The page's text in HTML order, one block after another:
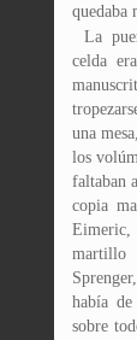
quedaba
La
celda
una
los
faltaban
copia
Eimeric,
martillo
había
sobre